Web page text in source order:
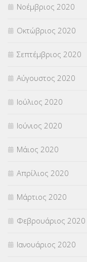
Νοέμβριος 2020
Οκτώβριος 2020
Σεπτέμβριος 2020
Αύγουστος 2020
Ιούλιος 2020
Ιούνιος 2020
Μάιος 2020
Απρίλιος 2020
Μάρτιος 2020
Φεβρουάριος 2020
Ιανουάριος 2020